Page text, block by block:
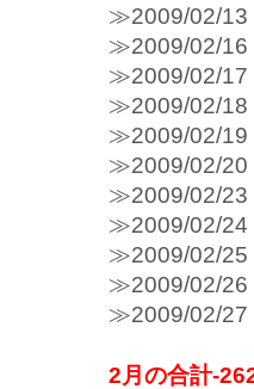
≫2009/
≫2009/
≫2009/
≫2009/
≫2009/
≫2009/
≫2009/
≫2009/
≫2009/
≫2009/
≫2009/
2月の合計-